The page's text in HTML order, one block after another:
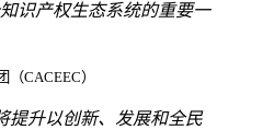
识产权生态系统的重要一
CACEEC）
提升以创新、发展和全民